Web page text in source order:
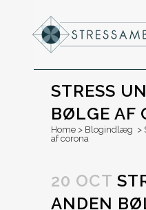
STRESS
BØLGE AF
Home > Blogindlæg >
af corona
20 OCT
ANDEN